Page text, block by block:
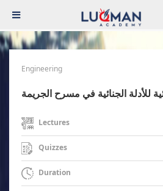
Engineering
للأدلة الجنائية في مسرح الجريمة
Lectures
Quizzes
Duration